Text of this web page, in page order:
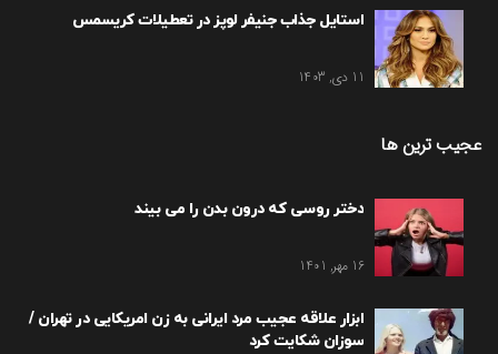
استایل جذاب جنیفر لوپز در تعطیلات کریسمس
11 دی, 1403
عجیب ترین ها
دختر روسی که درون بدن را می بیند
16 مهر, 1401
ابزار علاقه عجیب مرد ایرانی به زن امریکایی در تهران /
سوزان شکایت کرد